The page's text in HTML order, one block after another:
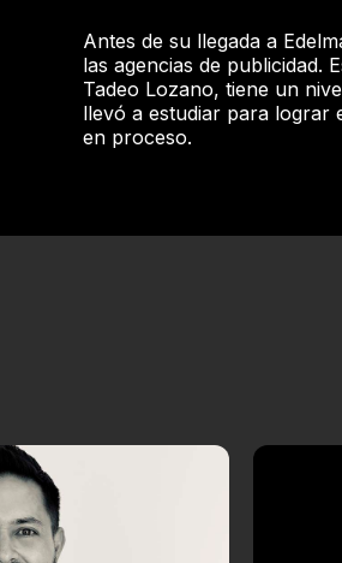
Antes de su llegada a
las agencias de publicidad.
Tadeo Lozano, tiene un
llevó a estudiar para lograr
en proceso.